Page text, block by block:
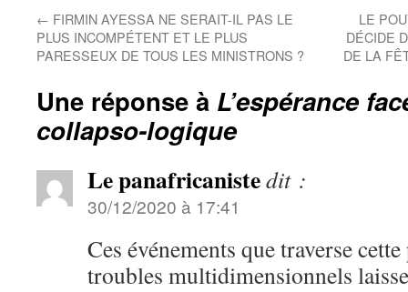
← FIRMIN AYESSA NE SERAIT-IL PAS LE
PLUS INCOMPÉTENT ET LE PLUS
PARESSEUX DE TOUS LES MINISTRONS ?
LE
DÉCIDE
DE LA
Une réponse à L’espérance
collapso-logique
Le panafricanistedit :
30/12/2020 à 17:41
Ces événements que traverse
troubles multidimensionnels